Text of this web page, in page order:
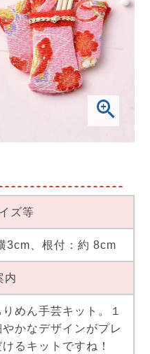
ズ等
3cm、根付：約 8cm
内
めん手芸キット。１
かなデザインがプレ
るキットですね！